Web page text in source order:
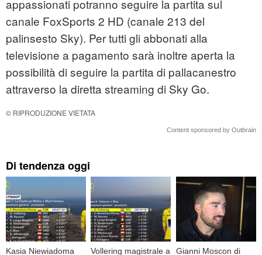
appassionati potranno seguire la partita sul
canale FoxSports 2 HD (canale 213 del
palinsesto Sky). Per tutti gli abbonati alla
televisione a pagamento sarà inoltre aperta la
possibilità di seguire la partita di pallacanestro
attraverso la diretta streaming di Sky Go.
© RIPRODUZIONE VIETATA
Content sponsored by Outbrain
Di tendenza oggi
Kasia Niewiadoma
Vollering magistrale a
Gianni Moscon di